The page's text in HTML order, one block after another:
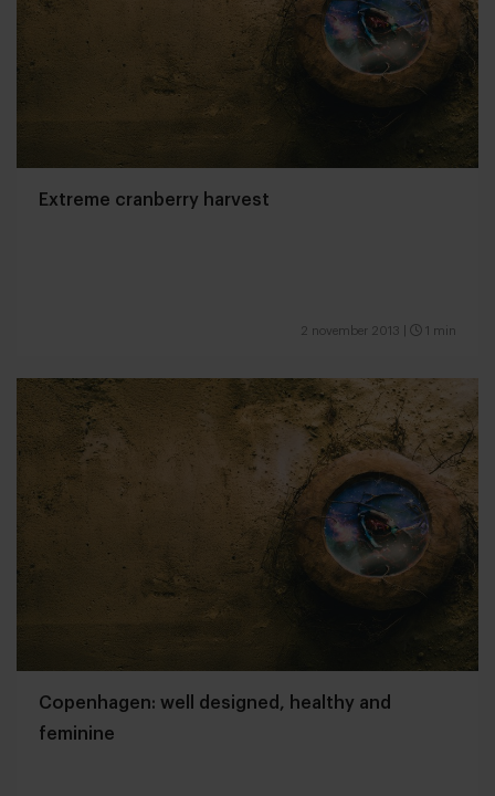
Extreme cranberry harvest
2 november 2013 1 min
Copenhagen: well designed, healthy and
feminine